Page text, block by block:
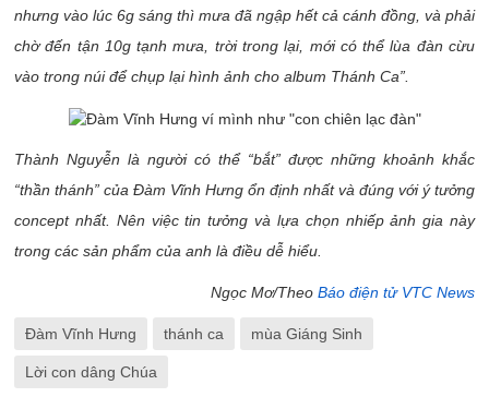
nhưng vào lúc 6g sáng thì mưa đã ngập hết cả cánh đồng, và phải
chờ đến tận 10g tạnh mưa, trời trong lại, mới có thể lùa đàn cừu
vào trong núi để chụp lại hình ảnh cho album Thánh Ca”.
Thành Nguyễn là người có thể “bắt” được những khoảnh khắc
“thần thánh” của Đàm Vĩnh Hưng ổn định nhất và đúng với ý tưởng
concept nhất. Nên việc tin tưởng và lựa chọn nhiếp ảnh gia này
trong các sản phẩm của anh là điều dễ hiểu.
Ngọc Mơ/Theo Báo điện tử VTC News
Đàm Vĩnh Hưng thánh ca mùa Giáng Sinh
Lời con dâng Chúa